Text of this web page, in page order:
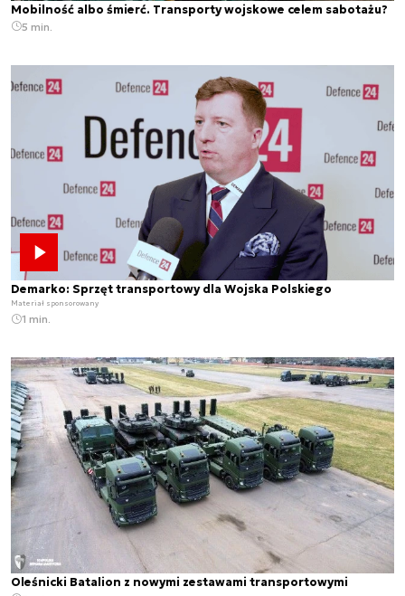
Mobilność albo śmierć. Transporty wojskowe celem sabotażu?
5 min.
Demarko: Sprzęt transportowy dla Wojska Polskiego
Materiał sponsorowany
1 min.
Oleśnicki Batalion z nowymi zestawami transportowymi